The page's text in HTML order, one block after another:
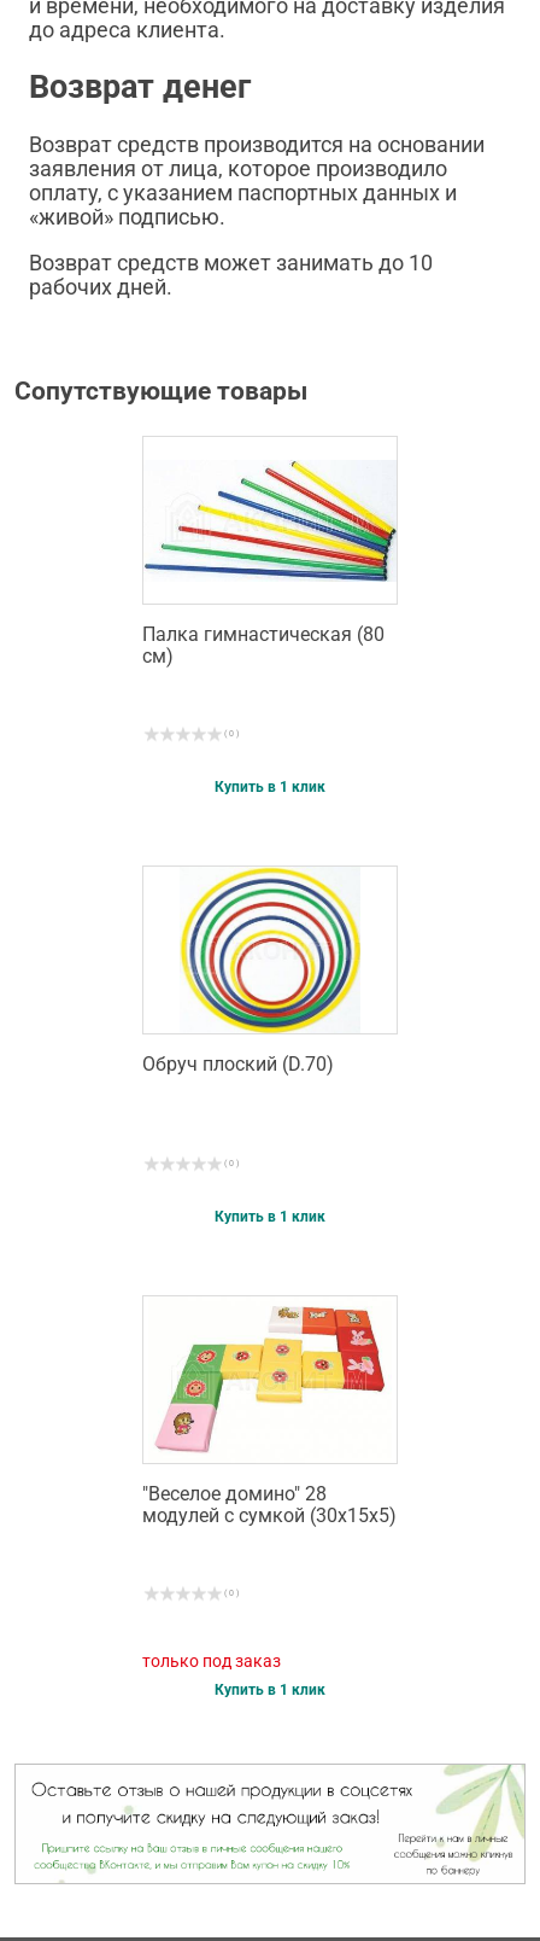
до адреса клиента.
Возврат денег
Возврат средств производится на основании
заявления от лица, которое производило
оплату, с указанием паспортных данных и
«живой» подписью.
Возврат средств может занимать до 10
рабочих дней.
Сопутствующие товары
Палка гимнастическая (80
см)
( 0 )
Купить в 1 клик
Обруч плоский (D.70)
( 0 )
Купить в 1 клик
"Веселое домино" 28
модулей с сумкой (30х15х5)
( 0 )
только под заказ
Купить в 1 клик